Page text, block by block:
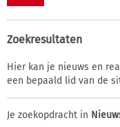
Zoekresultaten
Hier kan je nieuws en
een bepaald lid van de
Je zoekopdracht in